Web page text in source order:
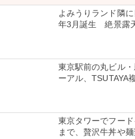
よみうりランド隣
年3月誕生 絶景露
東京駅前の丸ビル
ーアル、TSUTAYA
東京タワーでフー
まで、贅沢牛丼や